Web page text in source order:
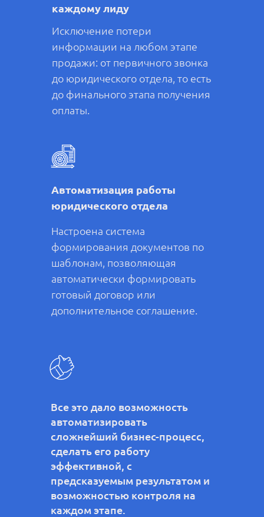
каждому лиду
Настроена система
формирования документов по
шаблонам, позволяющая
автоматически формировать
готовый договор или
дополнительное соглашение.
Исключение потери
информации на любом этапе
продажи: от первичного звонка
до юридического отдела, то есть
до финального этапа получения
оплаты.
Автоматизация работы
юридического отдела
Все это дало возможность
автоматизировать
сложнейший бизнес-процесс,
сделать его работу
эффективной, с
предсказуемым результатом и
возможностью контроля на
каждом этапе.